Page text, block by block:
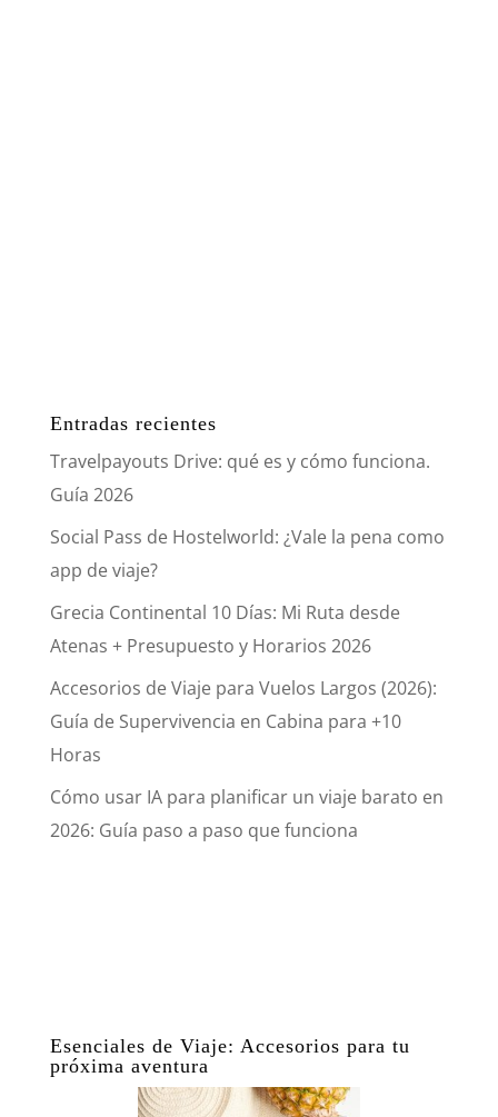
Entradas recientes
Travelpayouts Drive: qué es y cómo funciona.
Guía 2026
Social Pass de Hostelworld: ¿Vale la pena como
app de viaje?
Grecia Continental 10 Días: Mi Ruta desde
Atenas + Presupuesto y Horarios 2026
Accesorios de Viaje para Vuelos Largos (2026):
Guía de Supervivencia en Cabina para +10
Horas
Cómo usar IA para planificar un viaje barato en
2026: Guía paso a paso que funciona
Esenciales de Viaje: Accesorios para tu
próxima aventura